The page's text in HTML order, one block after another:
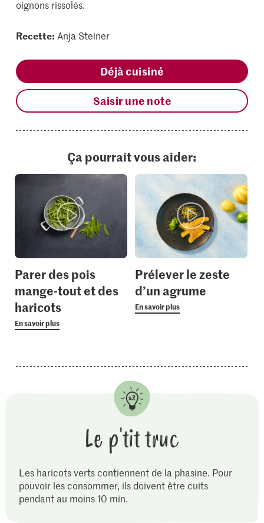
oignons rissolés.
Recette: Anja Steiner
Déjà cuisiné
Saisir une note
Ça pourrait vous aider:
Parer des pois
mange-tout et des
haricots
En savoir plus
Prélever le zeste
d’un agrume
En savoir plus
Le p'tit truc
Les haricots verts contiennent de la phasine. Pour
pouvoir les consommer, ils doivent être cuits
pendant au moins 10 min.